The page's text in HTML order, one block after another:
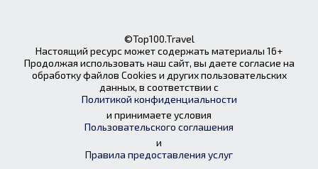
©Top100.Travel
Настоящий ресурс может содержать материалы 16+
Продолжая использовать наш сайт, вы даете согласие на
обработку файлов Cookies и других пользовательских
данных, в соответствии с
Политикой конфиденциальности
и принимаете условия
Пользовательского соглашения
и
Правила предоставления услуг